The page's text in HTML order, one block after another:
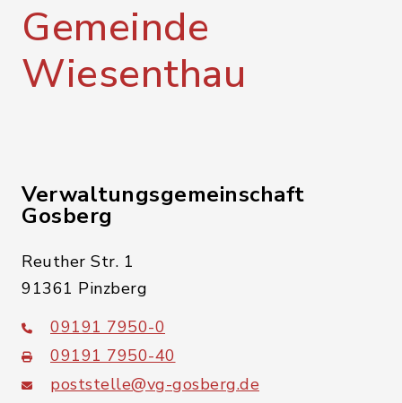
Gemeinde
Wiesenthau
Verwaltungsgemeinschaft
Gosberg
Reuther Str. 1
91361 Pinzberg
09191 7950-0
09191 7950-40
poststelle@vg-gosberg.de